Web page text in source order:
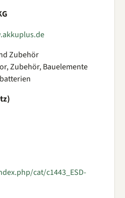
Zubehör
Zubehör, Bauelemente
cat/c1443_ESD-